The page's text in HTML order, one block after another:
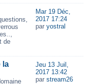
de
Mar 19 Déc,
2017 17:24
par yostral
la
Jeu 13 Juil,
2017 13:42
par stream26